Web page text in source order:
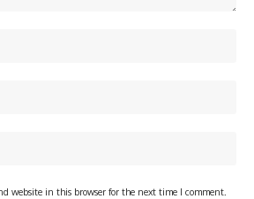
website in this browser for the next time I comment.